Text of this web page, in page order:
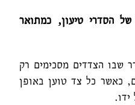
הסדרי טיעון, כמתואר
שבו הצדדים מסכימים רק
כאשר כל צד טוען באופן